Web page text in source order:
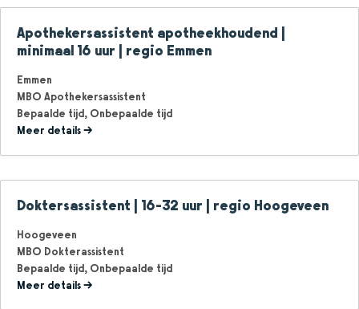
Apothekersassistent apotheekhoudend |
minimaal 16 uur | regio Emmen
Emmen
MBO Apothekersassistent
Bepaalde tijd Onbepaalde tijd
Meer details
Doktersassistent | 16-32 uur | regio Hoogeveen
Hoogeveen
MBO Dokterassistent
Bepaalde tijd Onbepaalde tijd
Meer details